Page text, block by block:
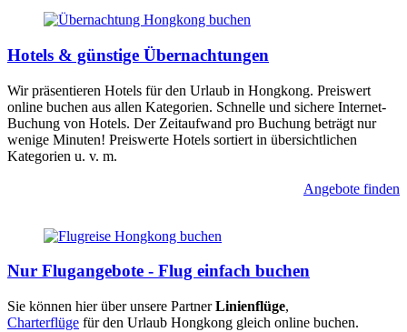
Hotels & günstige Übernachtungen
Wir präsentieren Hotels für den Urlaub in Hongkong. Preiswert
online buchen aus allen Kategorien. Schnelle und sichere Internet-
Buchung von Hotels. Der Zeitaufwand pro Buchung beträgt nur
wenige Minuten! Preiswerte Hotels sortiert in übersichtlichen
Kategorien u. v. m.
Angebote finden
Nur Flugangebote - Flug einfach buchen
Sie können hier über unsere PartnerLinienflüge,
Charterflüge für den Urlaub Hongkong gleich online buchen.